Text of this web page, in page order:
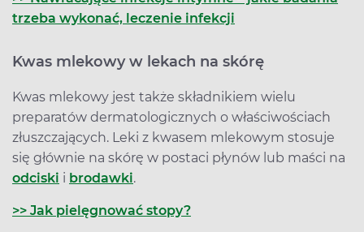
trzeba wykonać, leczenie infekcji
Kwas mlekowy w lekach na skórę
Kwas mlekowy jest także składnikiem wielu
preparatów dermatologicznych o właściwościach
złuszczających. Leki z kwasem mlekowym stosuje
się głównie na skórę w postaci płynów lub maści na
odciski i brodawki.
>> Jak pielęgnować stopy?